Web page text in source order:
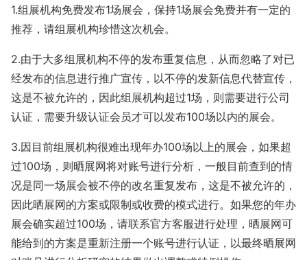
1.组展机构免费发布1场展会，保持1场展会免费并有一定的
推荐，请组展机构珍惜这次机会。
2.由于大多组展机构不停的发布重复信息，从而忽略了对已
经发布的信息进行推广宣传，以不停的发新信息代替宣传，
这是不被允许的，因此组展机构超过1场，则需要进行公司
认证，需要升级认证会员才可以发布100场以内的展会。
3.因目前组展机构很难出现年办100场以上的展会，如果超
过100场，则晒展网将对账号进行分析，一般目前查到的情
况是同一场展会被不停的改名重复发布，这是不被允许的，
因此晒展网的方案或限制或收费的模式进行。如果您的年办
展会确实超过100场，请联系官方客服进行处理，晒展网可
能给到的方案是重新注册一个账号进行认证，以最终晒展网